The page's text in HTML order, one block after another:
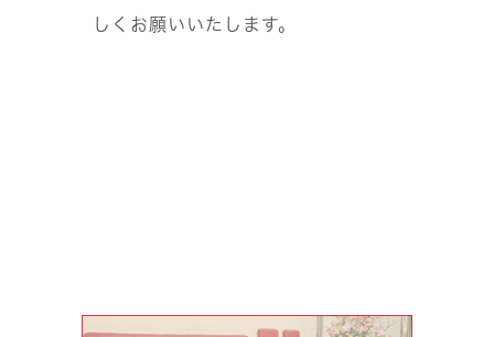
しくお願いいたします。